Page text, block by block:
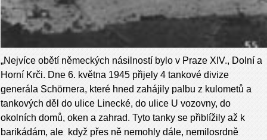
„Nejvíce obětí německých násilností bylo v Praze XIV., Dolní a
Horní Krči. Dne 6. května 1945 přijely 4 tankové divize
generála Schörnera, které hned zahájily palbu z kulometů a
tankových děl do ulice Linecké, do ulice U vozovny, do
okolních domů, oken a zahrad. Tyto tanky se přiblížily až k
barikádám, ale když přes ně nemohly dále, nemilosrdně